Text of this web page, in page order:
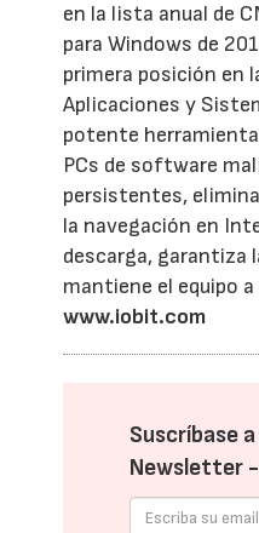
en la lista anual de
para Windows de
primera posición en
Aplicaciones y
potente
PCs de software
persistentes,
la navegación en
descarga, garantiza
mantiene el equipo
www.iobit.com
Suscríbase
Newsletter -